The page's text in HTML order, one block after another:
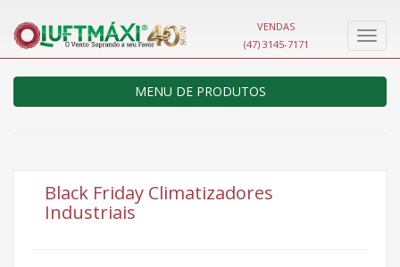
VENDAS
(47) 3145-7171
MENU DE PRODUTOS
Black Friday Climatizadores
Industriais